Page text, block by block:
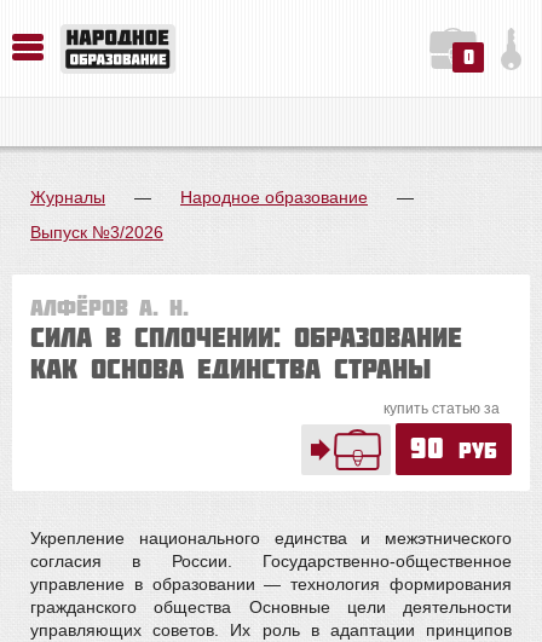
0
Журналы — Народное образование
—
Выпуск №3/2026
Алфёров А. Н.
Сила в сплочении: образование
как основа единства страны
купить статью за
90 руб
Укрепление национального единства и межэтнического
согласия в России. Государственно-общественное
управление в образовании — технология формирования
гражданского общества Основные цели деятельности
управляющих советов. Их роль в адаптации принципов